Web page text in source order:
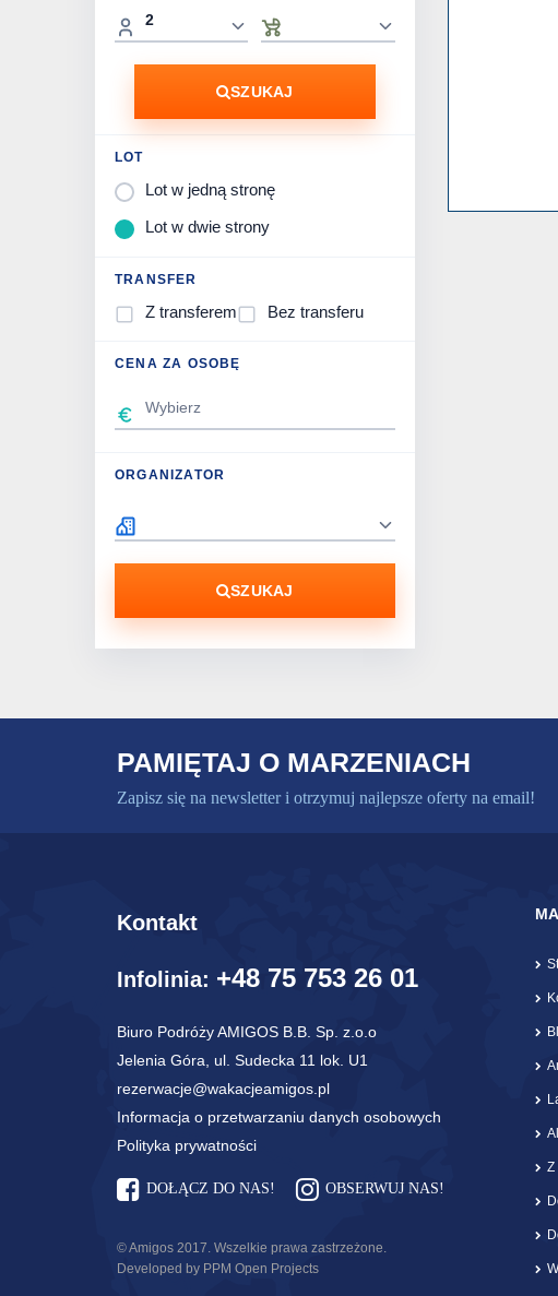
SZUKAJ
LOT
Lot w jedną stronę
Lot w dwie strony
TRANSFER
Z transferem Bez transferu
CENA ZA OSOBĘ
ORGANIZATOR
SZUKAJ
PAMIĘTAJ O MARZENIACH
Zapisz się na newsletter i otrzymuj najlepsze oferty na email!
Kontakt
Infolinia: +48 75 753 26 01
Biuro Podróży AMIGOS B.B. Sp. z.o.o
Jelenia Góra, ul. Sudecka 11 lok. U1
rezerwacje@wakacjeamigos.pl
Informacja o przetwarzaniu danych osobowych
Polityka prywatności
DOŁĄCZ DO NAS! OBSERWUJ NAS!
© Amigos 2017. Wszelkie prawa zastrzeżone.
Developed by PPM Open Projects
Z